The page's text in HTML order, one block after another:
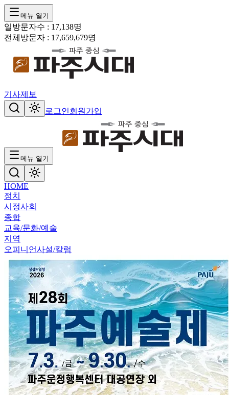
메뉴 열기
일방문자수 : 17,138명
전체방문자 : 17,659,679명
기사제보
로그인회원가입
메뉴 열기
HOME
정치
시정사회
종합
교육/문화/예술
지역
오피니언사설/칼럼